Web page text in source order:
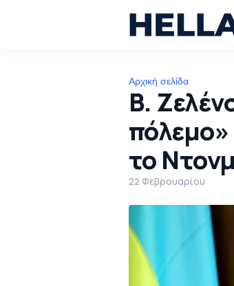
Αρχική σελίδα
Β.
το
22 Φεβρουαρίου